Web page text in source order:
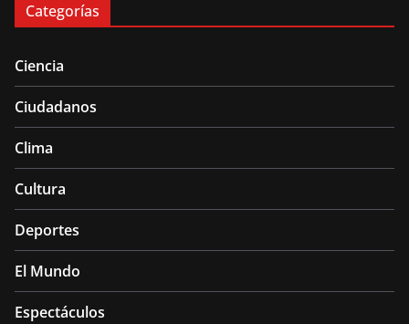
Categorías
Ciencia
Ciudadanos
Clima
Cultura
Deportes
El Mundo
Espectáculos